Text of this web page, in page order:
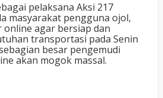
pelaksana Aksi 217
masyarakat pengguna ojol,
agar bersiap dan
transportasi pada Senin
besar pengemudi
akan mogok massal.